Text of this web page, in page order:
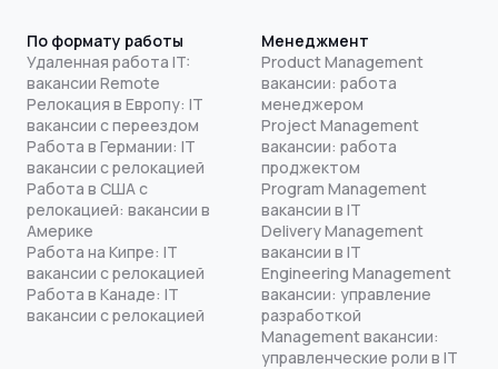
По формату работы
Удаленная работа IT:
вакансии Remote
Релокация в Европу: IT
вакансии с переездом
Работа в Германии: IT
вакансии с релокацией
Работа в США с
релокацией: вакансии в
Америке
Работа на Кипре: IT
вакансии с релокацией
Работа в Канаде: IT
вакансии с релокацией
Менеджмент
Product Management
вакансии: работа
менеджером
Project Management
вакансии: работа
проджектом
Program Management
вакансии в IT
Delivery Management
вакансии в IT
Engineering Management
вакансии: управление
разработкой
Management вакансии:
управленческие роли в IT